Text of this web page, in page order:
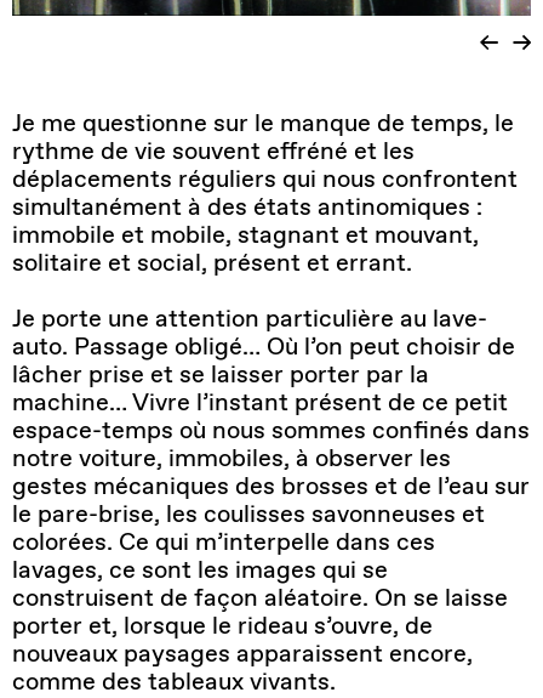
Je me questionne sur le manque de temps, le
rythme de vie souvent effréné et les
déplacements réguliers qui nous confrontent
simultanément à des états antinomiques :
immobile et mobile, stagnant et mouvant,
solitaire et social, présent et errant.
Je porte une attention particulière au lave-
auto. Passage obligé… Où l’on peut choisir de
lâcher prise et se laisser porter par la
machine… Vivre l’instant présent de ce petit
espace-temps où nous sommes confinés dans
notre voiture, immobiles, à observer les
gestes mécaniques des brosses et de l’eau sur
le pare-brise, les coulisses savonneuses et
colorées. Ce qui m’interpelle dans ces
lavages, ce sont les images qui se
construisent de façon aléatoire. On se laisse
porter et, lorsque le rideau s’ouvre, de
nouveaux paysages apparaissent encore,
comme des tableaux vivants.